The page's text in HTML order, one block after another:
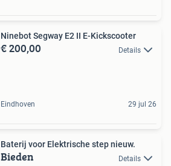
Ninebot Segway E2 II E-Kickscooter
€ 200,00 Details
Eindhoven 29 jul 26
Baterij voor Elektrische step nieuw.
Bieden Details